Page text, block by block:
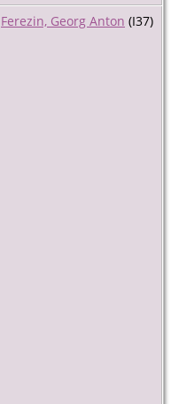
Ferezin, Georg Anton (I37)